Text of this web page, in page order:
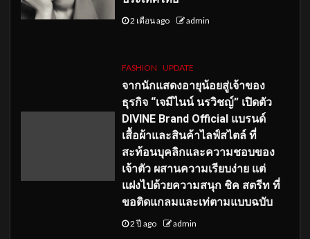
2 เดือน ago admin
FASHION UPDATE
จากนักแสดงอายุน้อยสู่เจ้าของ
ธุรกิจ “เจมีไนน์ นรวิชญ์” เปิดตัว
DIVINE Brand Official แบรนด์
เสื้อผ้าและสินค้าไลฟ์สไตล์ ที่
สะท้อนบุคลิกและความชอบของ
เจ้าตัว ผสานความเรียบง่าย แต่
แฝงไปด้วยความสนุก ชิค สตรีท ที่
ขอติดแกลมและเท่ตามแบบฉบับ
2 ปี ago admin